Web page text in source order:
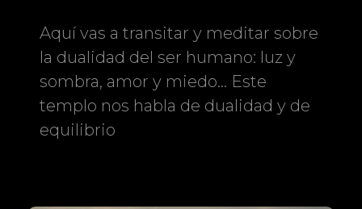
Aquí vas a transitar y meditar sobre
la dualidad del ser humano: luz y
sombra, amor y miedo… Este
templo nos habla de dualidad y de
equilibrio